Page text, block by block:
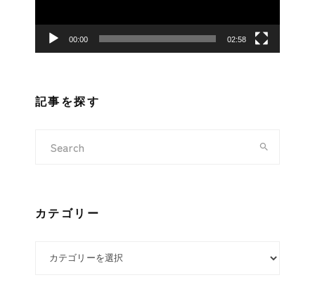
ー
00:00 02:58
記事を探す
カテゴリー